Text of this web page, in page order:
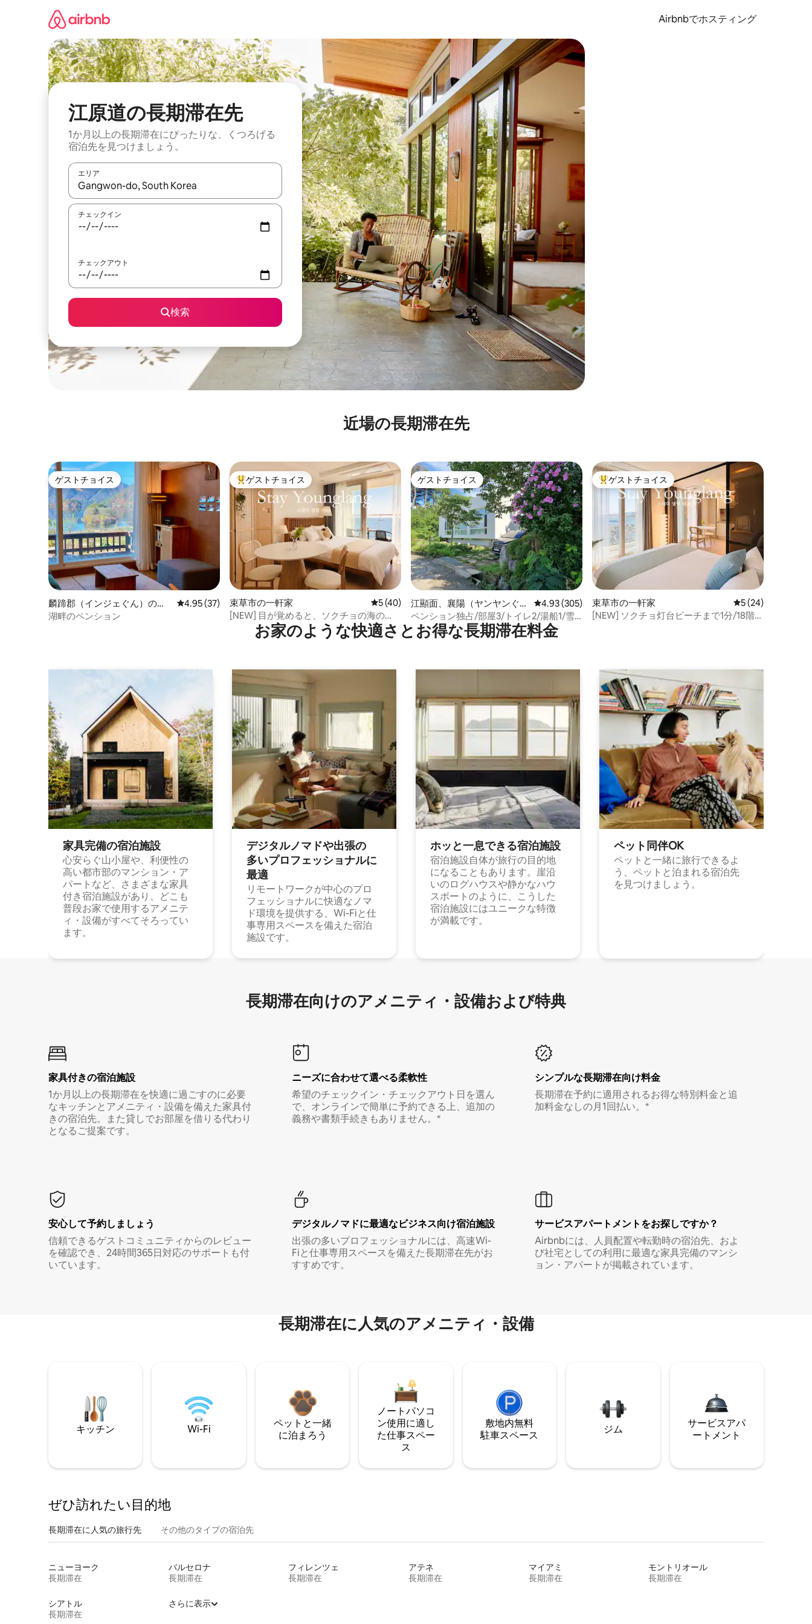
Airbnbでホスティング
江原道の長期滞在先
1か月以上の長期滞在にぴったりな、くつろげる
宿泊先を見つけましょう。
エリア
検索結果が表示されたら、上下の矢印キーを使って移動するか、画面をタッチまたはスワイプして検索結果を確認することができます。
チェックイン
チェックアウト
検索
近場の長期滞在先
ゲストチョイス
ゲストチョイス
麟蹄郡（インジェぐん）のペ
ンション
レビュー37件、5つ星中4.95つ星の平均評価
4.95 (37)
湖畔のペンション
大好評のゲストチョイスです。
ゲストチョイス
束草市の一軒家 レビュー40件、5つ星中5つ星の平均評価
5 (40)
[NEW] 目が覚めると、ソクチョの海の
上、灯台ビーチまで1分、オーシャンビュ
ー #感性の夕焼けスポット #中央市場 #雪
ゲストチョイス
ゲストチョイス
江顯面、襄陽（ヤンヤンぐ
ん、カンヒョンミョン）のペ
ンション
レビュー305件、5つ星中4.93つ星の平均評価
4.93 (305)
ペンション独占/部屋3/トイレ2/湯船1/雪
呂海岸徒歩3分/雪呂山/駱山寺
大好評のゲストチョイスです。
ゲストチョイス
束草市の一軒家 レビュー24件、5
5 (24)
[NEW] ソクチョ灯台ビーチまで1分/18階オ
お家のような快⁠適⁠さ⁠とお⁠得⁠な長⁠期⁠滞⁠在料⁠金
家具完備の宿⁠泊⁠施⁠設
心安らぐ山小屋や、利便性の
高い都市部のマンション・ア
パートなど、さまざまな家具
付き宿泊施設があり、どこも
普段お家で使用するアメニテ
ィ・設備がすべてそろってい
ます。
デジタルノマドや出⁠張⁠の
多⁠いプ⁠ロ⁠フ⁠ェ⁠ッ⁠シ⁠ョ⁠ナ⁠ル⁠に
最⁠適
リモートワークが中心のプロ
フェッショナルに快適なノマ
ド環境を提供する、Wi-Fiと仕
事専用スペースを備えた宿泊
施設です。
ホッと一⁠息⁠で⁠き⁠る宿⁠泊施⁠設
宿泊施設自体が旅行の目的地
になることもあります。崖沿
いのログハウスや静かなハウ
スボートのように、こうした
宿泊施設にはユニークな特徴
が満載です。
ペット同⁠伴OK
ペットと一緒に旅行できるよ
う、ペットと泊まれる宿泊先
を見つけましょう。
長期滞在向け⁠のア⁠メ⁠ニ⁠テ⁠ィ⁠・設⁠備⁠および特⁠典
家具付き⁠の宿⁠泊⁠施⁠設
1か月以上の長期滞在を快適に過ごすのに必要
なキッチンとアメニティ・設備を備えた家具付
きの宿泊先。また貸しでお部屋を借りる代わり
となるご提案です。
ニーズに合わせて選べる柔軟性
希望のチェックイン・チェックアウト日を選ん
で、オンラインで簡単に予約できる上、追加の
義務や書類手続きもありません。*
シンプルな長期滞在向け料金
長期滞在予約に適用されるお得な特別料金と追
加料金なしの月1回払い。*
安心して予約しましょう
信頼できるゲストコミュニティからのレビュー
を確認でき、24時間365日対応のサポートも付
いています。
デジタルノマド⁠に最⁠適⁠なビ⁠ジ⁠ネ⁠ス⁠向⁠け宿⁠泊⁠施⁠設
出張の多いプロフェッショナルには、高速Wi-
Fiと仕事専用スペースを備えた長期滞在先がお
すすめです。
サービスアパートメントをお探しですか？
Airbnbには、人員配置や転勤時の宿泊先、およ
び社宅としての利用に最適な家具完備のマンシ
ョン・アパートが掲載されています。
長期滞在に人気のアメニティ・設備
キッチン Wi-Fi
ペットと一緒
に泊まろう
ノートパソコ
ン使用に適し
た仕事スペー
ス
敷地内無料
駐⁠車ス⁠ペ⁠ー⁠ス
ジム
サービスアパ
ートメント
ぜひ訪⁠れ⁠た⁠い目⁠的⁠地
長期滞在に人気の旅行先 その他のタ⁠イ⁠プ⁠の宿⁠泊⁠先
ニューヨーク
長期滞在
バルセロナ
長期滞在
フィレンツェ
長期滞在
アテネ
長期滞在
マイアミ
長期滞在
モントリオール
長期滞在
シアトル
長期滞在
さらに表示